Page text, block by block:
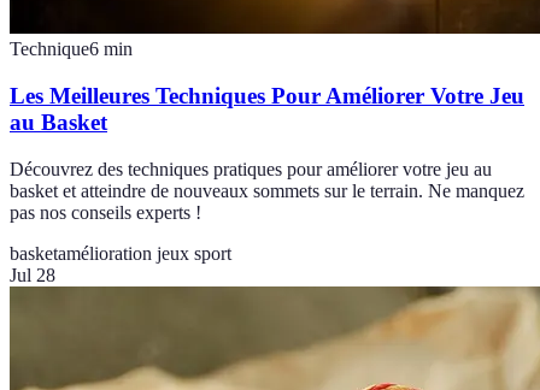
Technique6 min
Les Meilleures Techniques Pour Améliorer Votre Jeu
au Basket
Découvrez des techniques pratiques pour améliorer votre jeu au
basket et atteindre de nouveaux sommets sur le terrain. Ne manquez
pas nos conseils experts !
basketamélioration jeux sport
Jul 28